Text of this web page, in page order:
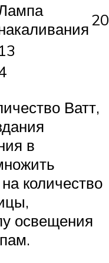
20
13
Ватт,
в
количество
освещения